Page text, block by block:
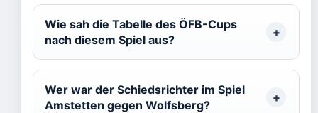
Wie sah die Tabelle des ÖFB-Cups
nach diesem Spiel aus?
Wer war der Schiedsrichter im Spiel
Amstetten gegen Wolfsberg?